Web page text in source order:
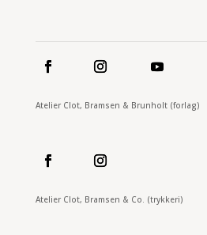
Atelier Clot, Bramsen & Brunholt (forlag)
Atelier Clot, Bramsen & Co. (trykkeri)